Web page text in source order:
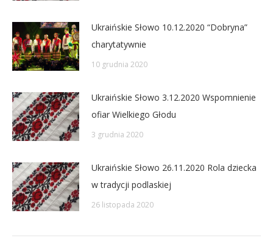
Ukraińskie Słowo 10.12.2020 “Dobryna”
charytatywnie
10 grudnia 2020
Ukraińskie Słowo 3.12.2020 Wspomnienie
ofiar Wielkiego Głodu
3 grudnia 2020
Ukraińskie Słowo 26.11.2020 Rola dziecka
w tradycji podlaskiej
26 listopada 2020